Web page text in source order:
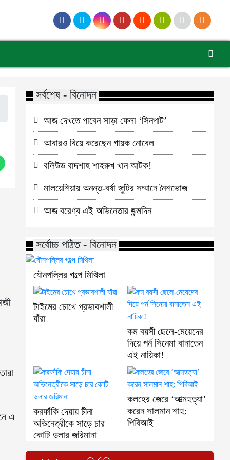
এ
সর্বশেষ - বিনোদন
আজ দেখতে পাবেন সাড়া ফেলা ‘সিনপাট’
আবারও বিয়ে করেছেন গায়ক নোবেল
বলিউড বাদশাহ শাহরুখ খান আটক!
মালয়েশিয়ায় অনন্ত-বর্ষা জুটির সম্মানে নৈশভোজ
আজ বরেণ্য এই অভিনেতার জন্মদিন
সর্বোচ্চ পঠিত - বিনোদন
যৌনপল্লির গল্পে মিথিলা
টাইমের চোখে প্রভাবশালী
যাঁরা
কম বয়সী ছেলে-মেয়েদের
দিয়ে পর্ন সিনেমা বানাতেন
এই নায়িকা!
করফাঁকি দেয়ায় চীনা
অভিনেত্রীকে সাড়ে চার
কোটি ডলার জরিমানা
কলহের জেরে ‘আত্মহত্যা’
করেন সালমান শাহ:
পিবিআই